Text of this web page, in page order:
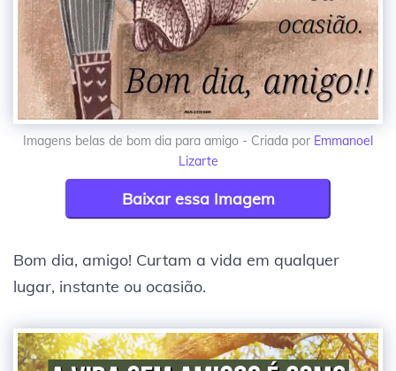
Imagens belas de bom dia para amigo - Criada por Emmanoel
Lizarte
Baixar essa Imagem
Bom dia, amigo! Curtam a vida em qualquer
lugar, instante ou ocasião.